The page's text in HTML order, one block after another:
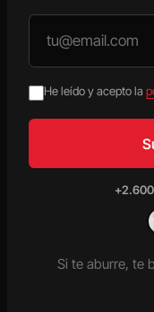
He leído y acepto la
Si te aburre, te